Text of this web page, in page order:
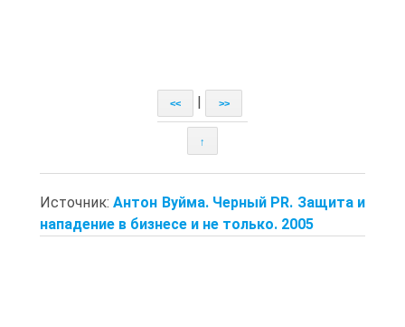
<< >>
↑
Источник:Антон Вуйма. Черный PR. Защита и
нападение в бизнесе и не только. 2005